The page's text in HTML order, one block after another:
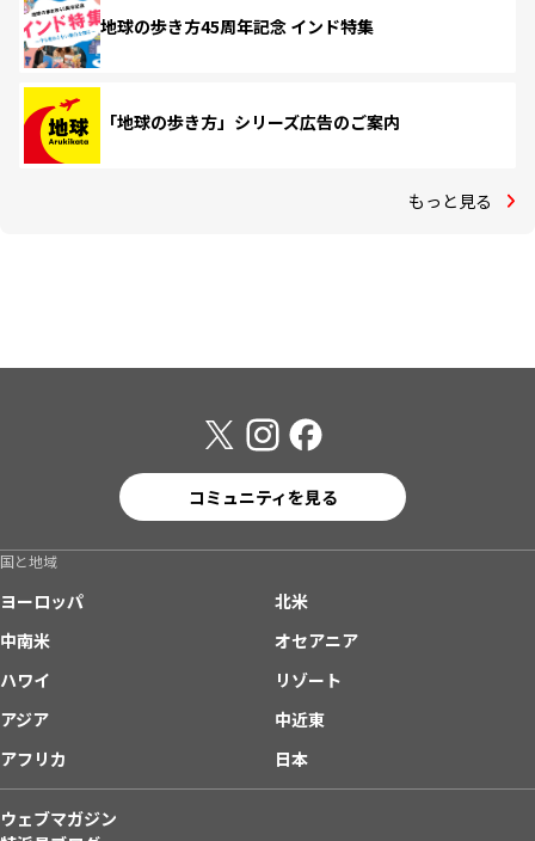
地球の歩き方45周年記念 インド特集
「地球の歩き方」シリーズ広告のご案内
もっと見る
コミュニティを見る
国と地域
ヨーロッパ
北米
中南米
オセアニア
ハワイ
リゾート
アジア
中近東
アフリカ
日本
ウェブマガジン